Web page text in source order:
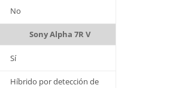
No
Sony Alpha 7R V
Sí
Híbrido por detección de